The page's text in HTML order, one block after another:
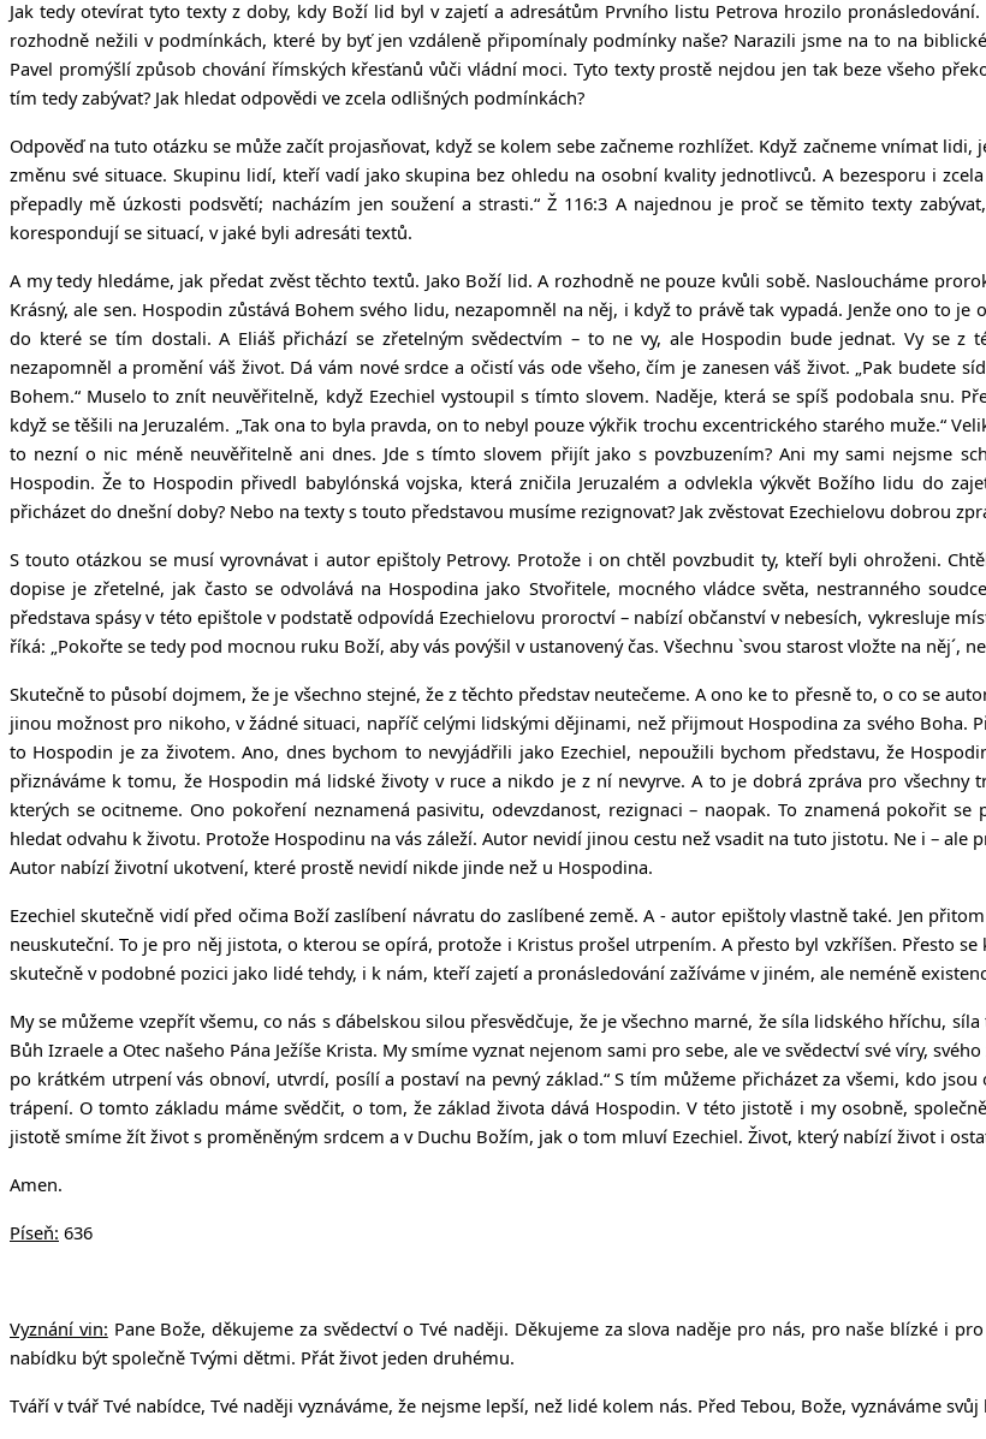
Jak tedy otevírat tyto texty z doby, kdy Boží lid byl v zajetí a adresátům Prvního listu Petrova hrozilo
rozhodně nežili v podmínkách, které by byť jen vzdáleně připomínaly podmínky naše? Narazili jsme na to na
Pavel promýšlí způsob chování římských křesťanů vůči vládní moci. Tyto texty prostě nejdou jen tak beze všeho
tím tedy zabývat? Jak hledat odpovědi ve zcela odlišných podmínkách?
Odpověď na tuto otázku se může začít projasňovat, když se kolem sebe začneme rozhlížet. Když začneme vnímat
změnu své situace. Skupinu lidí, kteří vadí jako skupina bez ohledu na osobní kvality jednotlivců. A bezesporu i
přepadly mě úzkosti podsvětí; nacházím jen soužení a strasti.“ Ž 116:3 A najednou je proč se těmito texty
korespondují se situací, v jaké byli adresáti textů.
A my tedy hledáme, jak předat zvěst těchto textů. Jako Boží lid. A rozhodně ne pouze kvůli sobě. Nasloucháme
Krásný, ale sen. Hospodin zůstává Bohem svého lidu, nezapomněl na něj, i když to právě tak vypadá. Jenže ono to
do které se tím dostali. A Eliáš přichází se zřetelným svědectvím – to ne vy, ale Hospodin bude jednat. Vy se z
nezapomněl a promění váš život. Dá vám nové srdce a očistí vás ode všeho, čím je zanesen váš život. „Pak
Bohem.“ Muselo to znít neuvěřitelně, když Ezechiel vystoupil s tímto slovem. Naděje, která se spíš podobala snu.
když se těšili na Jeruzalém. „Tak ona to byla pravda, on to nebyl pouze výkřik trochu excentrického starého muže.“
to nezní o nic méně neuvěřitelně ani dnes. Jde s tímto slovem přijít jako s povzbuzením? Ani my sami nejsme
Hospodin. Že to Hospodin přivedl babylónská vojska, která zničila Jeruzalém a odvlekla výkvět Božího lidu do
přicházet do dnešní doby? Nebo na texty s touto představou musíme rezignovat? Jak zvěstovat Ezechielovu dobrou
S touto otázkou se musí vyrovnávat i autor epištoly Petrovy. Protože i on chtěl povzbudit ty, kteří byli ohroženi.
dopise je zřetelné, jak často se odvolává na Hospodina jako Stvořitele, mocného vládce světa, nestranného
představa spásy v této epištole v podstatě odpovídá Ezechielovu proroctví – nabízí občanství v nebesích, vykresluje
říká: „Pokořte se tedy pod mocnou ruku Boží, aby vás povýšil v ustanovený čas. Všechnu `svou starost vložte na něj´,
Skutečně to působí dojmem, že je všechno stejné, že z těchto představ neutečeme. A ono ke to přesně to, o co se
jinou možnost pro nikoho, v žádné situaci, napříč celými lidskými dějinami, než přijmout Hospodina za svého
to Hospodin je za životem. Ano, dnes bychom to nevyjádřili jako Ezechiel, nepoužili bychom představu, že
přiznáváme k tomu, že Hospodin má lidské životy v ruce a nikdo je z ní nevyrve. A to je dobrá zpráva pro
kterých se ocitneme. Ono pokoření neznamená pasivitu, odevzdanost, rezignaci – naopak. To znamená pokořit
hledat odvahu k životu. Protože Hospodinu na vás záleží. Autor nevidí jinou cestu než vsadit na tuto jistotu. Ne i –
Autor nabízí životní ukotvení, které prostě nevidí nikde jinde než u Hospodina.
Ezechiel skutečně vidí před očima Boží zaslíbení návratu do zaslíbené země. A - autor epištoly vlastně také. Jen
neuskuteční. To je pro něj jistota, o kterou se opírá, protože i Kristus prošel utrpením. A přesto byl vzkříšen. Přesto
skutečně v podobné pozici jako lidé tehdy, i k nám, kteří zajetí a pronásledování zažíváme v jiném, ale neméně
My se můžeme vzepřít všemu, co nás s ďábelskou silou přesvědčuje, že je všechno marné, že síla lidského hříchu,
Bůh Izraele a Otec našeho Pána Ježíše Krista. My smíme vyznat nejenom sami pro sebe, ale ve svědectví své víry,
po krátkém utrpení vás obnoví, utvrdí, posílí a postaví na pevný základ.“ S tím můžeme přicházet za všemi, kdo
trápení. O tomto základu máme svědčit, o tom, že základ života dává Hospodin. V této jistotě i my osobně,
jistotě smíme žít život s proměněným srdcem a v Duchu Božím, jak o tom mluví Ezechiel. Život, který nabízí život i
Amen.
Píseň: 636
Vyznání vin: Pane Bože, děkujeme za svědectví o Tvé naději. Děkujeme za slova naděje pro nás, pro naše blízké i
nabídku být společně Tvými dětmi. Přát život jeden druhému.
Tváří v tvář Tvé nabídce, Tvé naději vyznáváme, že nejsme lepší, než lidé kolem nás. Před Tebou, Bože, vyznáváme